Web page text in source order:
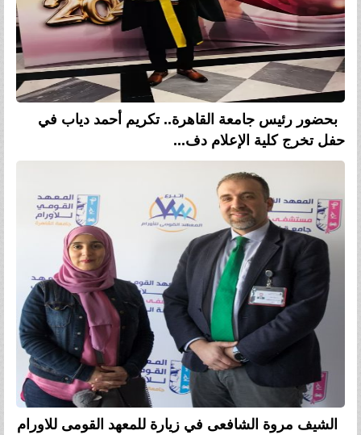
بحضور رئيس جامعة القاهرة.. تكريم أحمد دياب في
حفل تخرج كلية الإعلام دف...
الشيف مروة الشافعى في زيارة للمعهد القومى للاورام